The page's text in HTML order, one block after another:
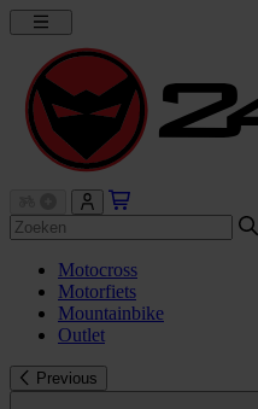
Motocross
Motorfiets
Mountainbike
Outlet
Previous